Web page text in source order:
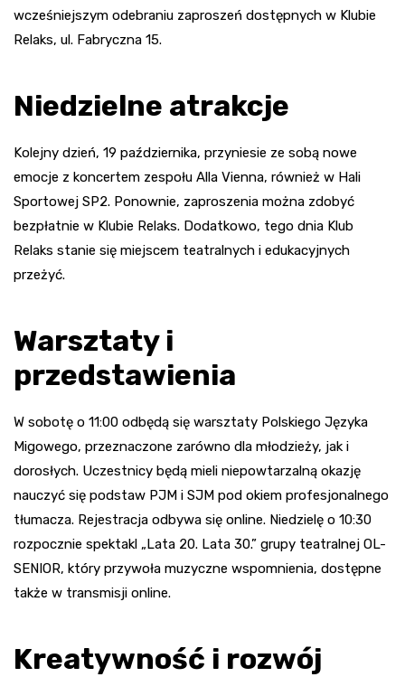
wcześniejszym odebraniu zaproszeń dostępnych w Klubie
Relaks, ul. Fabryczna 15.
Niedzielne atrakcje
Kolejny dzień, 19 października, przyniesie ze sobą nowe
emocje z koncertem zespołu Alla Vienna, również w Hali
Sportowej SP2. Ponownie, zaproszenia można zdobyć
bezpłatnie w Klubie Relaks. Dodatkowo, tego dnia Klub
Relaks stanie się miejscem teatralnych i edukacyjnych
przeżyć.
Warsztaty i
przedstawienia
W sobotę o 11:00 odbędą się warsztaty Polskiego Języka
Migowego, przeznaczone zarówno dla młodzieży, jak i
dorosłych. Uczestnicy będą mieli niepowtarzalną okazję
nauczyć się podstaw PJM i SJM pod okiem profesjonalnego
tłumacza. Rejestracja odbywa się online. Niedzielę o 10:30
rozpocznie spektakl „Lata 20. Lata 30.” grupy teatralnej OL-
SENIOR, który przywoła muzyczne wspomnienia, dostępne
także w transmisji online.
Kreatywność i rozwój